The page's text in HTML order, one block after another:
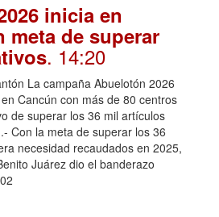
inicia en
meta de superar
. 14:20
La campaña Abuelotón 2026
Cancún con más de 80 centros
de superar los 36 mil artículos
Con la meta de superar los 36
necesidad recaudados en 2025,
Juárez dio el banderazo